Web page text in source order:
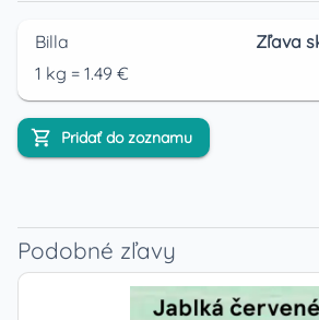
Billa Zľava
1 kg = 1.49 €
Pridať do zoznamu
Podobné zľavy